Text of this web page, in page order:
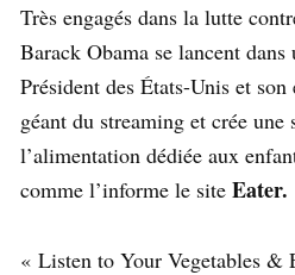
Très engagés dans la lutte
Barack Obama se lancent
Président des États-Unis et son
géant du streaming et crée une
l’alimentation dédiée aux
comme l’informe le site Eater.
« Listen to Your Vegetables &